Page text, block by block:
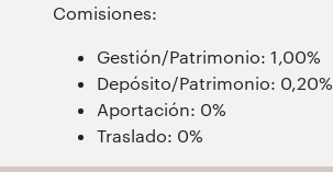
Comisiones:
Gestión/Patrimonio: 1,00%
Depósito/Patrimonio: 0,20%
Aportación: 0%
Traslado: 0%